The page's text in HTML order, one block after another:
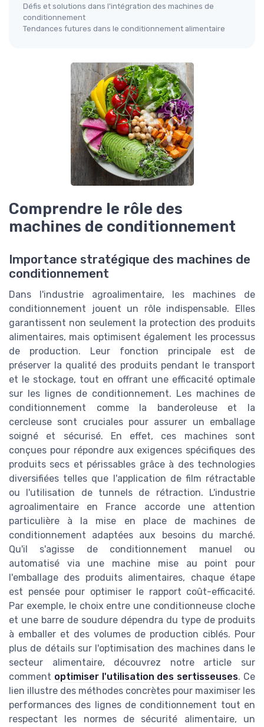
Défis et solutions dans l'intégration des machines de
conditionnement
Tendances futures dans le conditionnement alimentaire
Comprendre le rôle des
machines de conditionnement
Importance stratégique des machines de
conditionnement
Dans l'industrie agroalimentaire, les machines de
conditionnement jouent un rôle indispensable. Elles
garantissent non seulement la protection des produits
alimentaires, mais optimisent également les processus
de production. Leur fonction principale est de
préserver la qualité des produits pendant le transport
et le stockage, tout en offrant une efficacité optimale
sur les lignes de conditionnement. Les machines de
conditionnement comme la banderoleuse et la
cercleuse sont cruciales pour assurer un emballage
soigné et sécurisé. En effet, ces machines sont
conçues pour répondre aux exigences spécifiques des
produits secs et périssables grâce à des technologies
diversifiées telles que l'application de film rétractable
ou l'utilisation de tunnels de rétraction. L'industrie
agroalimentaire en France accorde une attention
particulière à la mise en place de machines de
conditionnement adaptées aux besoins du marché.
Qu'il s'agisse de conditionnement manuel ou
automatisé via une machine mise au point pour
l'emballage des produits alimentaires, chaque étape
est pensée pour optimiser le rapport coût-efficacité.
Par exemple, le choix entre une conditionneuse cloche
et une barre de soudure dépendra du type de produits
à emballer et des volumes de production ciblés. Pour
plus de détails sur l'optimisation des machines dans le
secteur alimentaire, découvrez notre article sur
comment optimiser l'utilisation des sertisseuses. Ce
lien illustre des méthodes concrètes pour maximiser les
performances des lignes de conditionnement tout en
respectant les normes de sécurité alimentaire, un